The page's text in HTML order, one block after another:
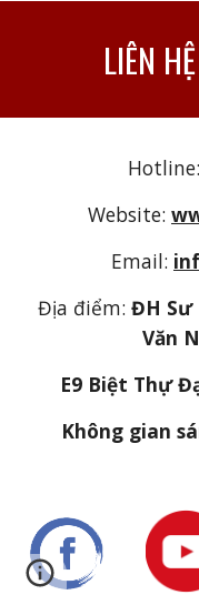
LIÊN
Hotline:
Website:
Email:
Địa điểm: ĐH Sư
Văn
E9 Biệt Thự
Không gian